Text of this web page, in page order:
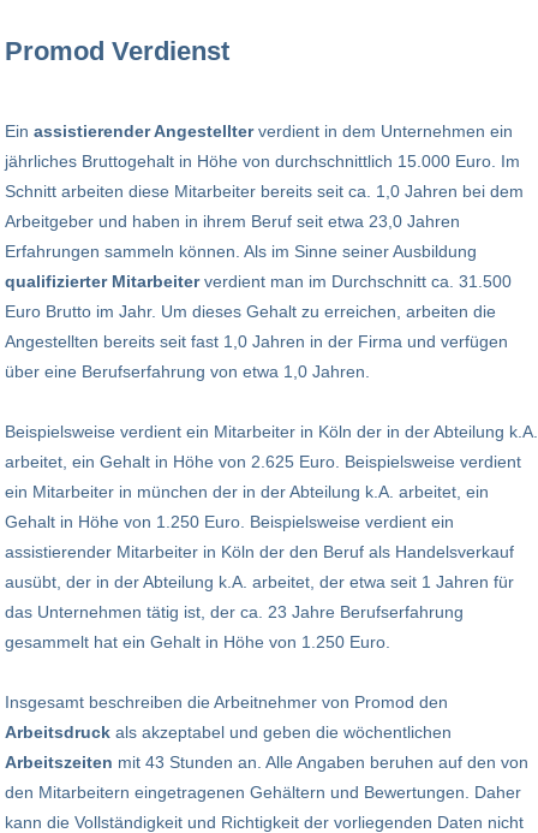
Promod Verdienst
Ein assistierender Angestellterverdient in dem Unternehmen ein
jährliches Bruttogehalt in Höhe von durchschnittlich 15.000 Euro. Im
Schnitt arbeiten diese Mitarbeiter bereits seit ca. 1,0 Jahren bei dem
Arbeitgeber und haben in ihrem Beruf seit etwa 23,0 Jahren
Erfahrungen sammeln können. Als im Sinne seiner Ausbildung
qualifizierter Mitarbeiterverdient man im Durchschnitt ca. 31.500
Euro Brutto im Jahr. Um dieses Gehalt zu erreichen, arbeiten die
Angestellten bereits seit fast 1,0 Jahren in der Firma und verfügen
über eine Berufserfahrung von etwa 1,0 Jahren.
Beispielsweise verdient ein Mitarbeiter in Köln der in der Abteilung k.A.
arbeitet, ein Gehalt in Höhe von 2.625 Euro. Beispielsweise verdient
ein Mitarbeiter in münchen der in der Abteilung k.A. arbeitet, ein
Gehalt in Höhe von 1.250 Euro. Beispielsweise verdient ein
assistierender Mitarbeiter in Köln der den Beruf als Handelsverkauf
ausübt, der in der Abteilung k.A. arbeitet, der etwa seit 1 Jahren für
das Unternehmen tätig ist, der ca. 23 Jahre Berufserfahrung
gesammelt hat ein Gehalt in Höhe von 1.250 Euro.
Insgesamt beschreiben die Arbeitnehmer von Promod den
Arbeitsdruck als akzeptabel und geben die wöchentlichen
Arbeitszeiten mit 43 Stunden an. Alle Angaben beruhen auf den von
den Mitarbeitern eingetragenen Gehältern und Bewertungen. Daher
kann die Vollständigkeit und Richtigkeit der vorliegenden Daten nicht